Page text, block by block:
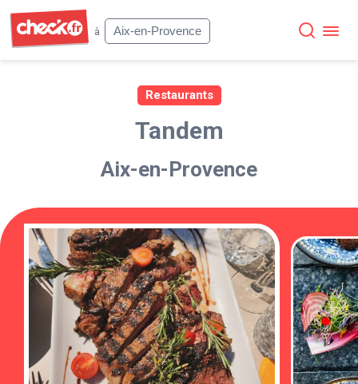
à
Aix-en-Provence
Restaurants
Tandem
Aix-en-Provence